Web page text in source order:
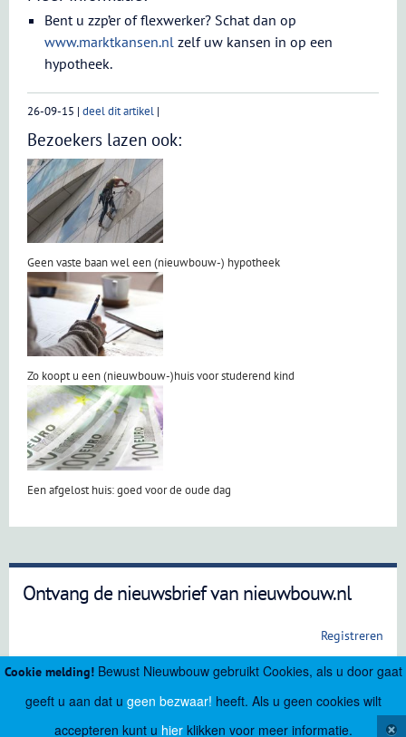
Cookie melding!Bewust Nieuwbouw gebruikt Cookies, als u door gaat
geeft u aan dat u geen bezwaar! heeft. Als u geen cookies wilt
accepteren kunt u hierklikken voor meer informatie.
Bent u zzp’er of flexwerker? Schat dan op
www.marktkansen.nl zelf uw kansen in op een
hypotheek.
26-09-15 | deel dit artikel |
Bezoekers lazen ook:
Geen vaste baan wel een (nieuwbouw-) hypotheek
Zo koopt u een (nieuwbouw-)huis voor studerend kind
Een afgelost huis: goed voor de oude dag
Ontvang de nieuwsbrief van nieuwbouw.nl
Registreren